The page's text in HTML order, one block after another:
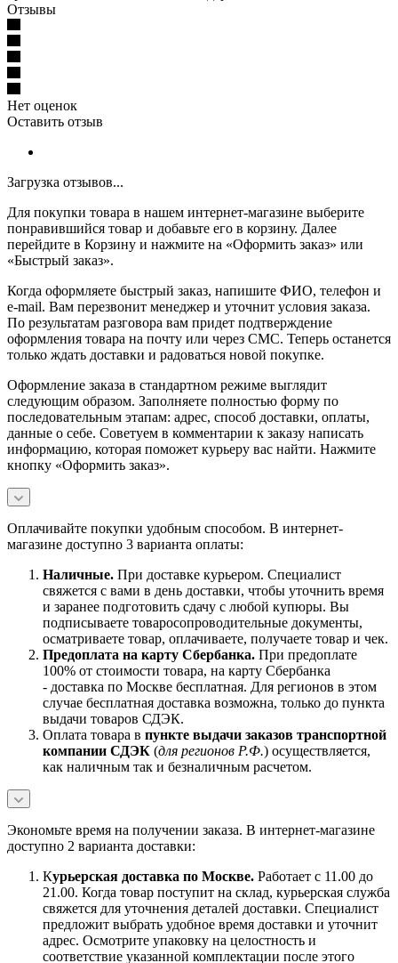
Отзывы
Нет оценок
Оставить отзыв
Загрузка отзывов...
Для покупки товара в нашем интернет-магазине выберите
понравившийся товар и добавьте его в корзину. Далее
перейдите в Корзину и нажмите на «Оформить заказ» или
«Быстрый заказ».
Когда оформляете быстрый заказ, напишите ФИО, телефон и
e-mail. Вам перезвонит менеджер и уточнит условия заказа.
По результатам разговора вам придет подтверждение
оформления товара на почту или через СМС. Теперь останется
только ждать доставки и радоваться новой покупке.
Оформление заказа в стандартном режиме выглядит
следующим образом. Заполняете полностью форму по
последовательным этапам: адрес, способ доставки, оплаты,
данные о себе. Советуем в комментарии к заказу написать
информацию, которая поможет курьеру вас найти. Нажмите
кнопку «Оформить заказ».
Оплачивайте покупки удобным способом. В интернет-
магазине доступно 3 варианта оплаты:
Наличные. При доставке курьером. Специалист
свяжется с вами в день доставки, чтобы уточнить время
и заранее подготовить сдачу с любой купюры. Вы
подписываете товаросопроводительные документы,
осматриваете товар, оплачиваете, получаете товар и чек.
Предоплата на карту Сбербанка. При предоплате
100% от стоимости товара, на карту Сбербанка
- доставка по Москве бесплатная. Для регионов в этом
случае бесплатная доставка возможна, только до пункта
выдачи товаров СДЭК.
Оплата товара в пункте выдачи заказов транспортной
компании СДЭК (для регионов Р.Ф.) осуществляется,
как наличным так и безналичным расчетом.
Экономьте время на получении заказа. В интернет-магазине
доступно 2 варианта доставки:
Курьерская доставка по Москве. Работает с 11.00 до
21.00. Когда товар поступит на склад, курьерская служба
свяжется для уточнения деталей доставки. Специалист
предложит выбрать удобное время доставки и уточнит
адрес. Осмотрите упаковку на целостность и
соответствие указанной комплектации после этого